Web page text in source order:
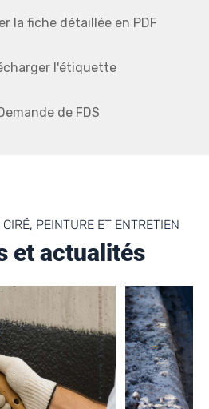
la fiche détaillée en PDF
l'étiquette
de FDS
PEINTURE ET ENTRETIEN
et actualités